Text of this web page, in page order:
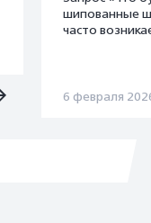
шипованные
часто
практике
6 февраля